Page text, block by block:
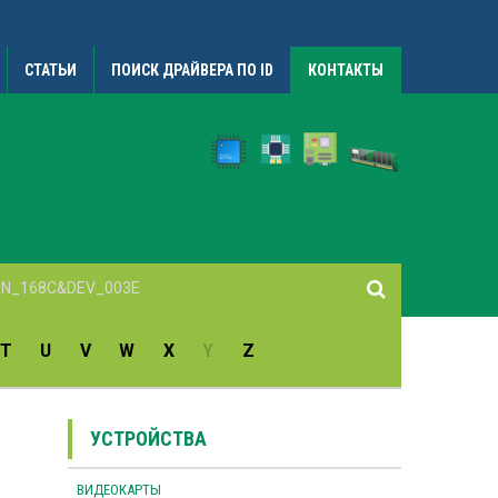
СТАТЬИ ПОИСК ДРАЙВЕРА ПО ID КОНТАКТЫ
T U V W X Y Z
УСТРОЙСТВА
ВИДЕОКАРТЫ